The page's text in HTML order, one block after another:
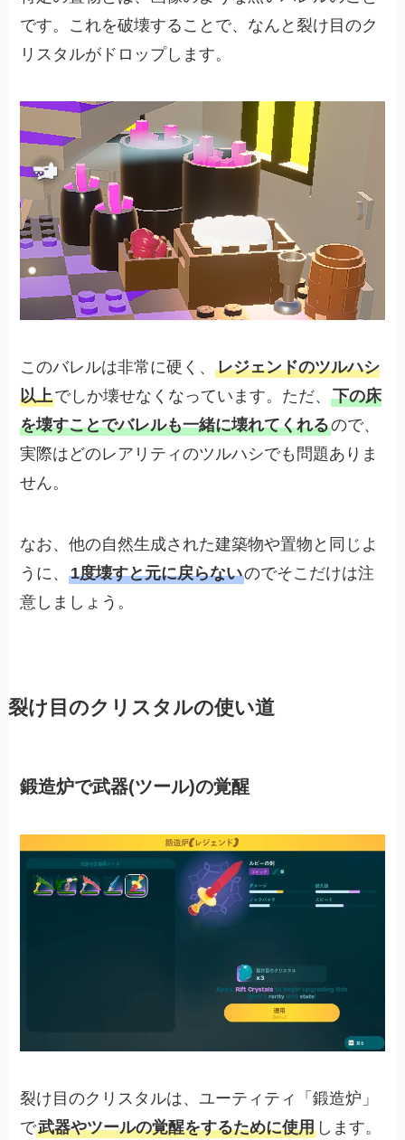
です。これを破壊することで、なんと裂け目のク
リスタルがドロップします。
このバレルは非常に硬く、レジェンドのツルハシ
以上でしか壊せなくなっています。ただ、下の床
を壊すことでバレルも一緒に壊れてくれるので、
実際はどのレアリティのツルハシでも問題ありま
せん。
なお、他の自然生成された建築物や置物と同じよ
うに、1度壊すと元に戻らないのでそこだけは注
意しましょう。
裂け目のクリスタルの使い道
鍛造炉で武器(ツール)の覚醒
裂け目のクリスタルは、ユーティティ「鍛造炉」
で武器やツールの覚醒をするために使用 します。